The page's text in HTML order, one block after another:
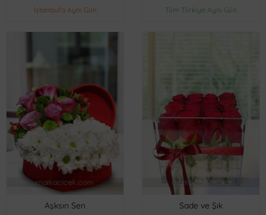
İstanbul'a Aynı Gün Tüm Türkiye Aynı Gün
Aşksın Sen Sade ve Şık